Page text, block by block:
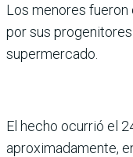
Los menores
por sus
supermercado.
El hecho ocurrió el
aproximadamente,